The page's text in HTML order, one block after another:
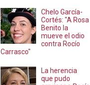
Chelo García-
Cortés: "A Rosa
Benito la
mueve el odio
contra Rocío
Carrasco"
La herencia
que pudo